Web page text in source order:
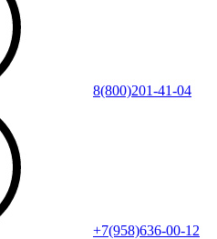
8(800)201-41-04
+7(958)636-00-12